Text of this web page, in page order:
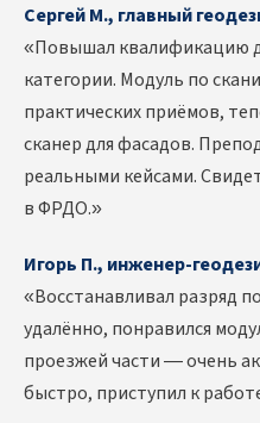
Сергей М., главный
«Повышал квалификацию
категории. Модуль по
практических приёмов,
сканер для фасадов.
реальными кейсами.
в ФРДО.»
Игорь П., инженер-
«Восстанавливал разряд
удалённо, понравился
проезжей части — очень
быстро, приступил к